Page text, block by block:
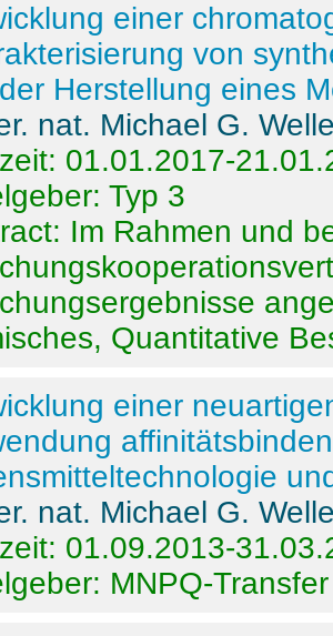
einer
von
Herstellung eines
nat. Michael G.
01.01.2017-
Typ 3
Im Rahmen und
Quantitative
einer
nat. Michael G.
01.09.2013-
MNPQ-Transfer